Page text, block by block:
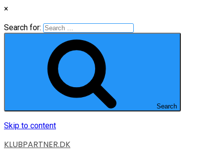
×
Search for:
Search
Skip to content
KLUBPARTNER.DK